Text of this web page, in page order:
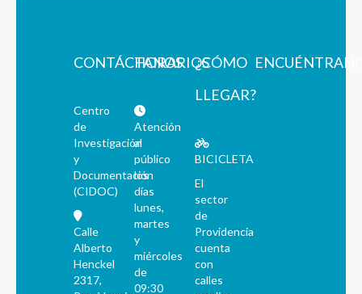
CONTÁCTANOS
Centro
de
Investigación
y
Documentación
(CIDOC)
Calle
Alberto
Henckel
2317,
HORARIOS
Atención
al
público
los
días
lunes,
martes
y
miércoles
de
09:30
¿CÓMO
LLEGAR?
BICICLETA
El
sector
de
Providencia
cuenta
con
calles